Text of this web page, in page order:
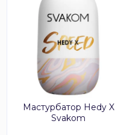
Мастурбатор Hedy X
Svakom